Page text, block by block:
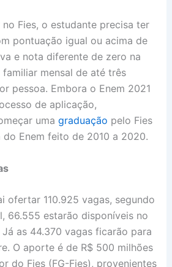
Fies, o estudante precisa ter
pontuação igual ou acima de
e nota diferente de zero na
mensal de até três
pessoa. Embora o Enem 2021
de aplicação,
uma graduação pelo Fies
Enem feito de 2010 a 2020.
ofertar 110.925 vagas, segundo
66.555 estarão disponíveis no
as 44.370 vagas ficarão para
O aporte é de R$ 500 milhões
do Fies (FG-Fies), provenientes